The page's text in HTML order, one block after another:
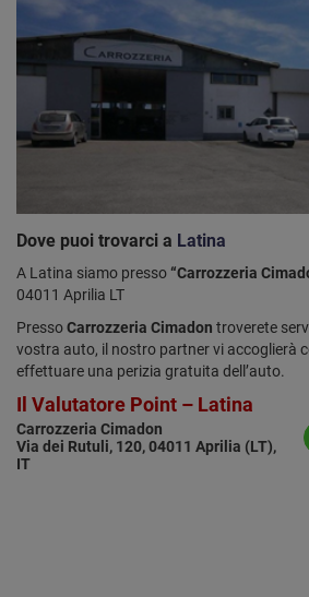
Dove puoi trovarci a Latina
A Latina siamo presso “Carrozzeria
04011 Aprilia LT
PressoCarrozzeria Cimadon troverete
vostra auto, il nostro partner vi accoglierà
effettuare una perizia gratuita dell’auto.
Il Valutatore Point – Latina
Carrozzeria Cimadon
Via dei Rutuli, 120, 04011 Aprilia (LT),
IT